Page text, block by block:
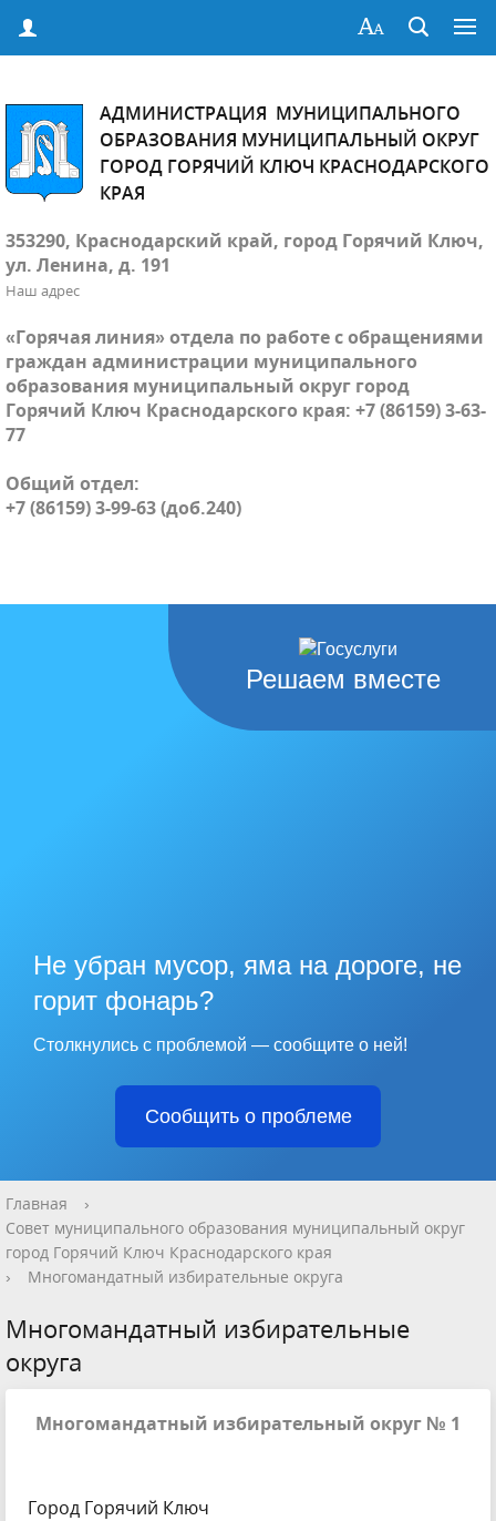
АДМИНИСТРАЦИЯ МУНИЦИПАЛЬНОГО
ОБРАЗОВАНИЯ МУНИЦИПАЛЬНЫЙ ОКРУГ
ГОРОД ГОРЯЧИЙ КЛЮЧ КРАСНОДАРСКОГО
КРАЯ
353290, Краснодарский край, город Горячий Ключ,
ул. Ленина, д. 191
Наш адрес
«Горячая линия» отдела по работе с обращениями
граждан администрации муниципального
образования муниципальный округ город
Горячий Ключ Краснодарского края: +7 (86159) 3-63-
77
Общий отдел:
+7 (86159) 3-99-63 (доб.240)
Решаем вместе
Не убран мусор, яма на дороге, не
горит фонарь?
Столкнулись с проблемой — сообщите о ней!
Сообщить о проблеме
Главная
›
Совет муниципального образования муниципальный округ
город Горячий Ключ Краснодарского края
›
Многомандатный избирательные округа
Многомандатный избирательные
округа
Многомандатный избирательный округ № 1
Город Горячий Ключ